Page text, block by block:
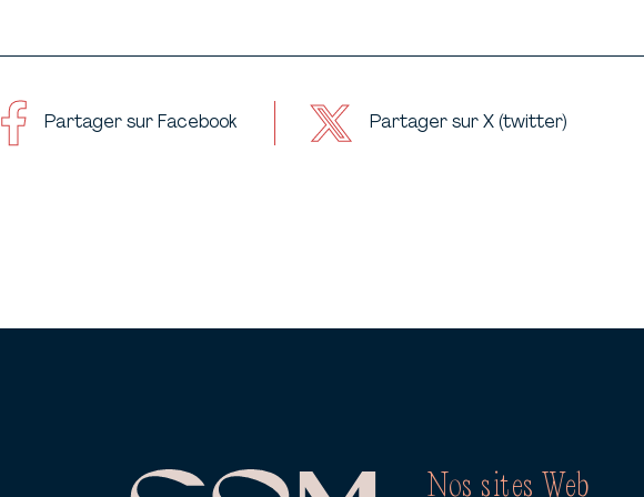
Partager sur Facebook Partager sur X (twitter)
Nos sites Web